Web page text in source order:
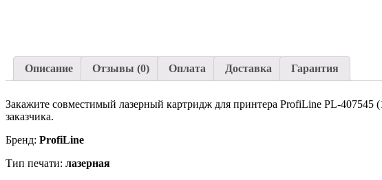
Описание Отзывы (0) Оплата Доставка Гарантия
Закажите совместимый лазерный картридж для принтера ProfiLine PL-
заказчика.
Бренд: ProfiLine
Тип печати: лазерная